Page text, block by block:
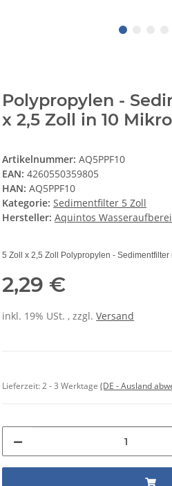
Polypropylen -
x 2,5 Zoll in 10
Artikelnummer:AQ5PPF10
EAN: 4260550359805
HAN: AQ5PPF10
Kategorie:Sedimentfilter 5 Zoll
Hersteller: Aquintos
5 Zoll x 2,5 Zoll Polypropylen - Sedimentfilter
2,29 €
inkl. 19% USt. , zzgl.Versand
Lieferzeit:2 - 3 Werktage(DE - Ausland